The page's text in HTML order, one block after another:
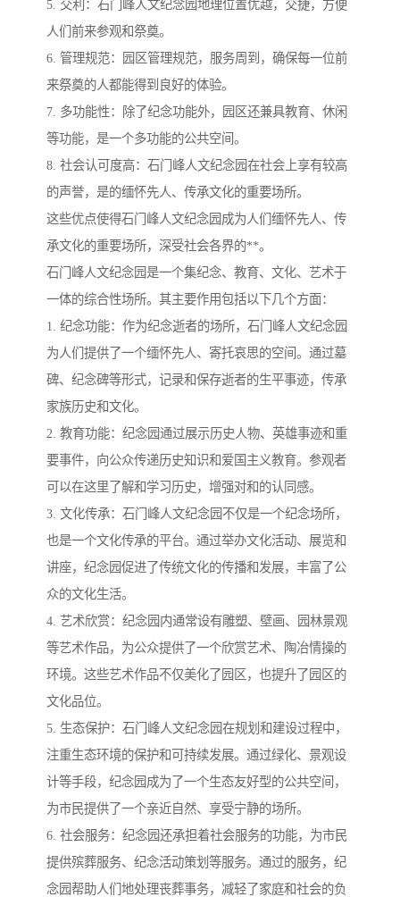
5. 交利：石门峰人文纪念园地理位置优越，交捷，方便
人们前来参观和祭奠。
6. 管理规范：园区管理规范，服务周到，确保每一位前
来祭奠的人都能得到良好的体验。
7. 多功能性：除了纪念功能外，园区还兼具教育、休闲
等功能，是一个多功能的公共空间。
8. 社会认可度高：石门峰人文纪念园在社会上享有较高
的声誉，是的缅怀先人、传承文化的重要场所。
这些优点使得石门峰人文纪念园成为人们缅怀先人、传
承文化的重要场所，深受社会各界的**。
石门峰人文纪念园是一个集纪念、教育、文化、艺术于
一体的综合性场所。其主要作用包括以下几个方面：
1. 纪念功能：作为纪念逝者的场所，石门峰人文纪念园
为人们提供了一个缅怀先人、寄托哀思的空间。通过墓
碑、纪念碑等形式，记录和保存逝者的生平事迹，传承
家族历史和文化。
2. 教育功能：纪念园通过展示历史人物、英雄事迹和重
要事件，向公众传递历史知识和爱国主义教育。参观者
可以在这里了解和学习历史，增强对和的认同感。
3. 文化传承：石门峰人文纪念园不仅是一个纪念场所，
也是一个文化传承的平台。通过举办文化活动、展览和
讲座，纪念园促进了传统文化的传播和发展，丰富了公
众的文化生活。
4. 艺术欣赏：纪念园内通常设有雕塑、壁画、园林景观
等艺术作品，为公众提供了一个欣赏艺术、陶冶情操的
环境。这些艺术作品不仅美化了园区，也提升了园区的
文化品位。
5. 生态保护：石门峰人文纪念园在规划和建设过程中，
注重生态环境的保护和可持续发展。通过绿化、景观设
计等手段，纪念园成为了一个生态友好型的公共空间，
为市民提供了一个亲近自然、享受宁静的场所。
6. 社会服务：纪念园还承担着社会服务的功能，为市民
提供殡葬服务、纪念活动策划等服务。通过的服务，纪
念园帮助人们地处理丧葬事务，减轻了家庭和社会的负